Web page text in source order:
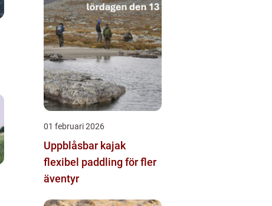
01 februari 2026
Uppblåsbar kajak
flexibel paddling för fler
äventyr